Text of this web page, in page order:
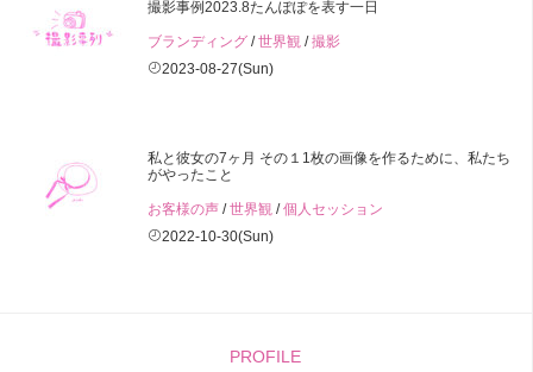
撮影事例2023.8たんぽぽを表す一日
ブランディング /世界観 /撮影
2023-08-27(Sun)
私と彼女の7ヶ月 その１1枚の画像を作るために、私たち
がやったこと
お客様の声 /世界観 /個人セッション
2022-10-30(Sun)
PROFILE